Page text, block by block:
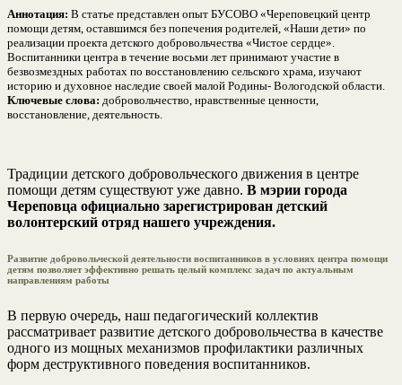
Аннотация: В статье представлен опыт БУСОВО «Череповецкий центр
помощи детям, оставшимся без попечения родителей, «Наши дети» по
реализации проекта детского добровольчества «Чистое сердце».
Воспитанники центра в течение восьми лет принимают участие в
безвозмездных работах по восстановлению сельского храма, изучают
историю и духовное наследие своей малой Родины- Вологодской области.
Ключевые слова: добровольчество, нравственные ценности,
восстановление, деятельность.
Традиции детского добровольческого движения в центре
помощи детям существуют уже давно. В мэрии города
Череповца официально зарегистрирован детский
волонтерский отряд нашего учреждения.
Развитие добровольческой деятельности воспитанников в условиях центра помощи
детям позволяет эффективно решать целый комплекс задач по актуальным
направлениям работы
В первую очередь, наш педагогический коллектив
рассматривает развитие детского добровольчества в качестве
одного из мощных механизмов профилактики различных
форм деструктивного поведения воспитанников.